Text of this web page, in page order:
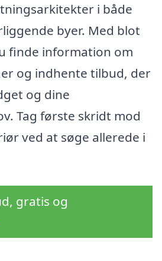
i både
byer. Med blot
finde information om
og indhente tilbud, der
og dine
Tag første skridt mod
ved at søge allerede i
gratis og